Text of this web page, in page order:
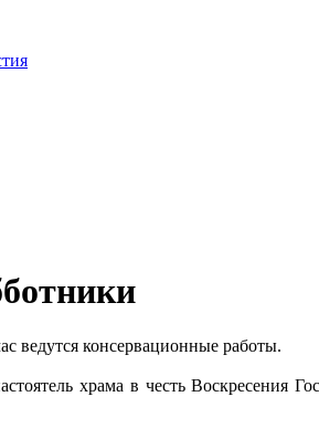
ведутся консервационные работы.
храма в честь Воскресения